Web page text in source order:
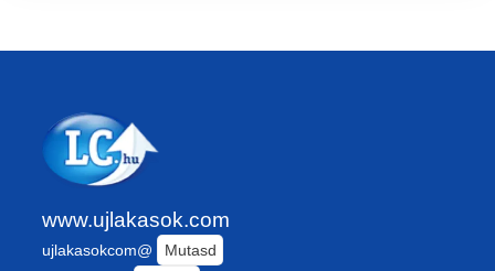
www.ujlakasok.com
ujlakasokcom@
Mutasd